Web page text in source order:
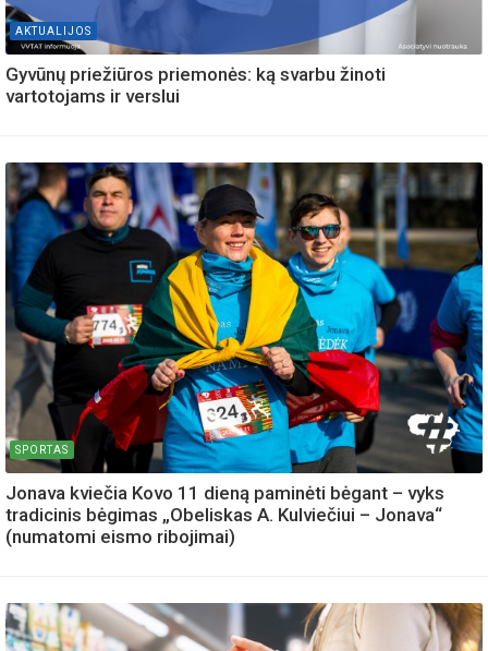
AKTUALIJOS
Gyvūnų priežiūros priemonės: ką svarbu žinoti
vartotojams ir verslui
SPORTAS
Jonava kviečia Kovo 11 dieną paminėti bėgant – vyks
tradicinis bėgimas „Obeliskas A. Kulviečiui – Jonava“
(numatomi eismo ribojimai)